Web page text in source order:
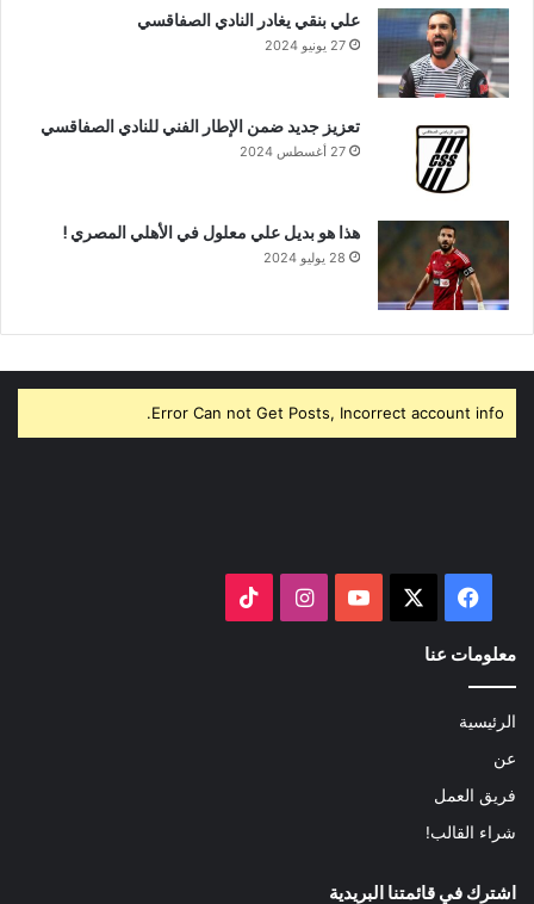
علي بنقي يغادر النادي الصفاقسي
27 يونيو 2024
تعزيز جديد ضمن الإطار الفني للنادي الصفاقسي
27 أغسطس 2024
هذا هو بديل علي معلول في الأهلي المصري !
28 يوليو 2024
Error Can not Get Posts, Incorrect account info.
فيسبوك ‫YouTubeانستقرام
معلومات عنا
الرئيسية
عن
فريق العمل
شراء القالب!
اشترك في قائمتنا البريدية